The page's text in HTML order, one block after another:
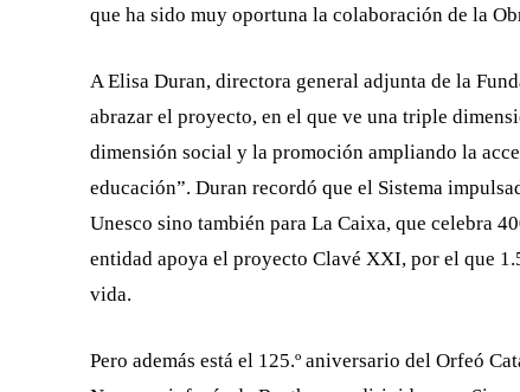
que ha sido muy oportuna la colaboración de la
A Elisa Duran, directora general adjunta de la
abrazar el proyecto, en el que ve una triple
dimensión social y la promoción ampliando la
educación”. Duran recordó que el Sistema
Unesco sino también para La Caixa, que celebra
entidad apoya el proyecto Clavé XXI, por el que
vida.
Pero además está el 125.º aniversario del Orfeó